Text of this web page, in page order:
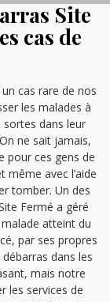
Site
cas de
cas rare de nos
les malades à
dans leur
ne sait jamais,
pour ces gens de
même avec l’aide
tomber. Un des
Fermé a géré
malade atteint du
par ses propres
dans les
mais notre
les services de